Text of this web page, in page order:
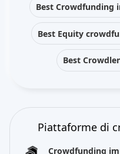
Best Crowdfunding
Best Equity
Best
Piattaforme di
Crowdfunding